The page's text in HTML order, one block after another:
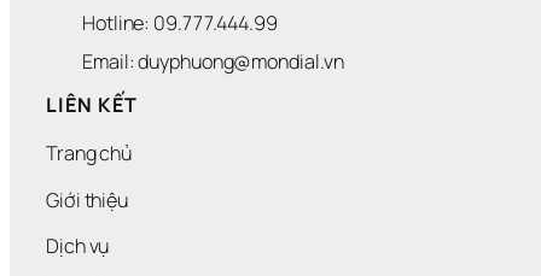
Hotline: 09.777.444.99
Email: duyphuong@mondial.vn
LIÊN KẾT
Trang chủ
Giới thiệu
Dịch vụ